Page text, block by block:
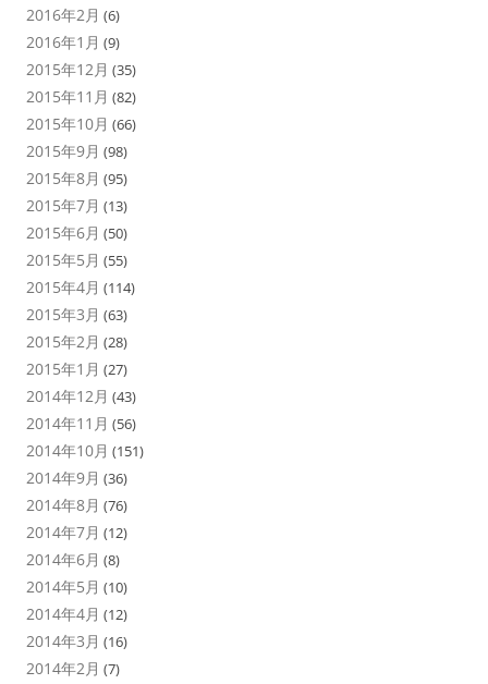
2016年2月 (6)
2016年1月 (9)
2015年12月 (35)
2015年11月 (82)
2015年10月 (66)
2015年9月 (98)
2015年8月 (95)
2015年7月 (13)
2015年6月 (50)
2015年5月 (55)
2015年4月 (114)
2015年3月 (63)
2015年2月 (28)
2015年1月 (27)
2014年12月 (43)
2014年11月 (56)
2014年10月 (151)
2014年9月 (36)
2014年8月 (76)
2014年7月 (12)
2014年6月 (8)
2014年5月 (10)
2014年4月 (12)
2014年3月 (16)
2014年2月 (7)